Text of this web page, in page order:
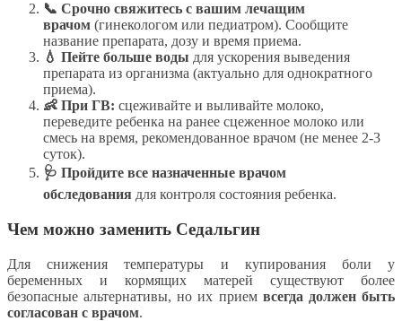
📞 Срочно свяжитесь с вашим лечащим
врачом (гинекологом или педиатром). Сообщите
название препарата, дозу и время приема.
💧 Пейте больше воды для ускорения выведения
препарата из организма (актуально для однократного
приема).
👶 При ГВ: сцеживайте и выливайте молоко,
переведите ребенка на ранее сцеженное молоко или
смесь на время, рекомендованное врачом (не менее 2-3
суток).
🩺 Пройдите все назначенные врачом
обследования для контроля состояния ребенка.
Чем можно заменить Седальгин
Для снижения температуры и купирования боли у
беременных и кормящих матерей существуют более
безопасные альтернативы, но их прием всегда должен быть
согласован с врачом.